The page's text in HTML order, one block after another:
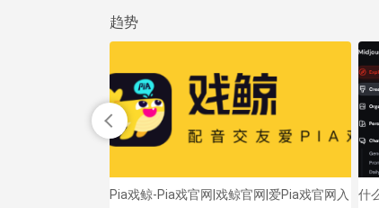
趋势
Pia戏鲸-Pia戏官网|戏鲸官网|爱Pia戏官网入
什